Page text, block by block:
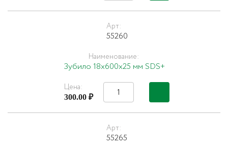
Арт:
55260
Наименование:
Зубило 18х600х25 мм SDS+
Цена:
300.00 ₽
Арт:
55265